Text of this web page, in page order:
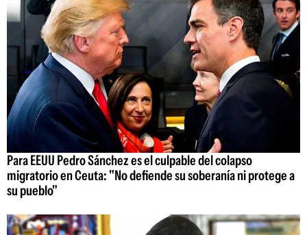
Para EEUU Pedro Sánchez es el culpable del colapso
migratorio en Ceuta: "No defiende su soberanía ni protege a
su pueblo"